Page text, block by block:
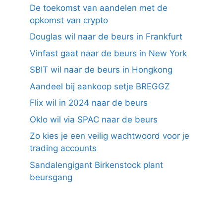
De toekomst van aandelen met de
opkomst van crypto
Douglas wil naar de beurs in Frankfurt
Vinfast gaat naar de beurs in New York
SBIT wil naar de beurs in Hongkong
Aandeel bij aankoop setje BREGGZ
Flix wil in 2024 naar de beurs
Oklo wil via SPAC naar de beurs
Zo kies je een veilig wachtwoord voor je
trading accounts
Sandalengigant Birkenstock plant
beursgang